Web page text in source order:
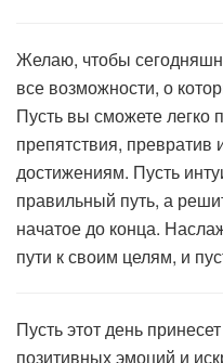
Желаю, чтобы
все возможности, о
Пусть вы сможете легко
препятствия, превратив
достижениям. Пусть
правильный путь, а
начатое до конца.
пути к своим целям, и
Пусть этот день
позитивных эмоций и